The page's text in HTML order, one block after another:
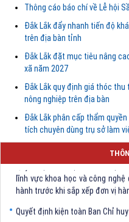
Thông cáo báo chí về Lễ hội
Đắk Lắk đẩy nhanh tiến độ
trên địa bàn tỉnh
Đắk Lắk đặt mục tiêu nâng
xã năm 2027
Đắk Lắk quy định giá thóc
nông nghiệp trên địa bàn
Đắk Lắk phân cấp thẩm
tích chuyên dùng trụ sở làm
Quyết định Về việc bãi bỏ một
lĩnh vực khoa học và công
hành trước khi sắp xếp đơn vị